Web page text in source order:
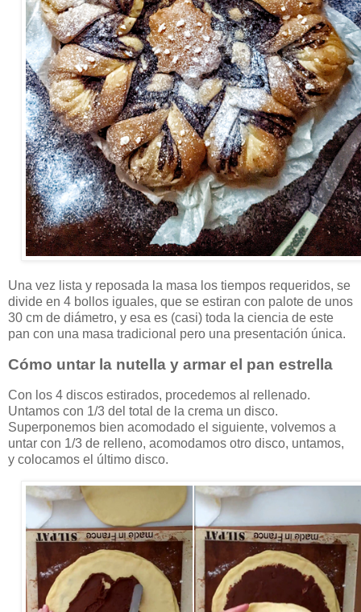
Una vez lista y reposada la masa los tiempos requeridos, se
divide en 4 bollos iguales, que se estiran con palote de unos
30 cm de diámetro, y esa es (casi) toda la ciencia de este
pan con una masa tradicional pero una presentación única.
Cómo untar la nutella y armar el pan estrella
Con los 4 discos estirados, procedemos al rellenado.
Untamos con 1/3 del total de la crema un disco.
Superponemos bien acomodado el siguiente, volvemos a
untar con 1/3 de relleno, acomodamos otro disco, untamos,
y colocamos el último disco.